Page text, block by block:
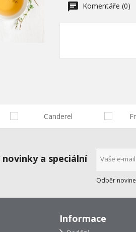
Komentáře (0)
a speciální
Odběr
Informace